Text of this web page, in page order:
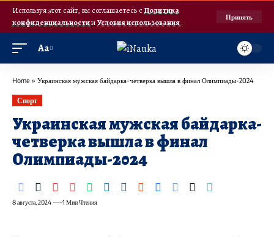
Используя этот сайт, вы соглашаетесь с Политика
конфиденциальностииУсловия использования.
Принять
Аа
Home » Украинская мужская байдарка-четверка вышла в финал Олимпиады-2024
Спорт
Украинская мужская байдарка-
четверка вышла в финал
Олимпиады-2024
8 августа, 2024 1 Мин Чтения